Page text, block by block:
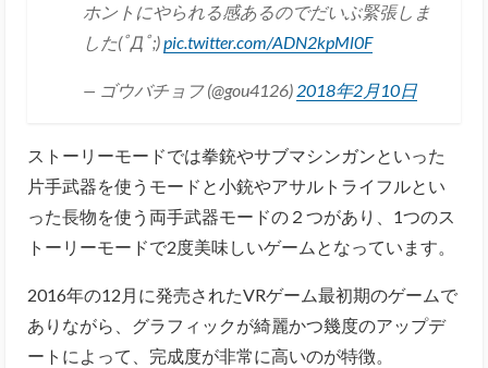
ホントにやられる感あるのでだいぶ緊張しま
した(ﾟДﾟ;)pic.twitter.com/ADN2kpMl0F
— ゴウバチョフ (@gou4126) 2018年2月10日
ストーリーモードでは拳銃やサブマシンガンといった
片手武器を使うモードと小銃やアサルトライフルとい
った長物を使う両手武器モードの２つがあり、1つのス
トーリーモードで2度美味しいゲームとなっています。
2016年の12月に発売されたVRゲーム最初期のゲームで
ありながら、グラフィックが綺麗かつ幾度のアップデ
ートによって、完成度が非常に高いのが特徴。